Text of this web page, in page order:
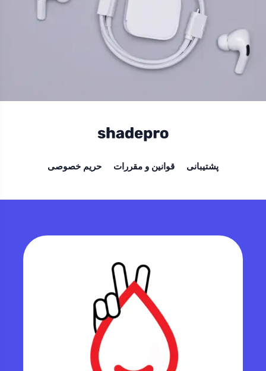
حریم خصوصی قوانین و مقررات پشتیبانی